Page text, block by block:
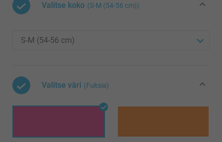
Valitse koko (S-M (54-56 cm))
Valitse väri (Fuksia)